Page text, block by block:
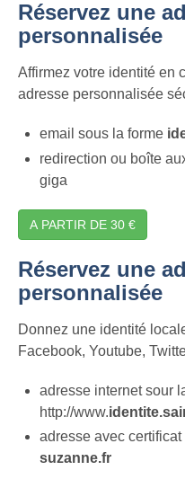
Réservez une
personnalisée
Affirmez votre identité en
adresse personnalisée
email sous la forme
redirection ou boîte
giga
A PARTIR DE 30 €
Réservez une
personnalisée
Donnez une identité
Facebook, Youtube,
adresse internet sour
http://www.
adresse avec certificat
suzanne.fr